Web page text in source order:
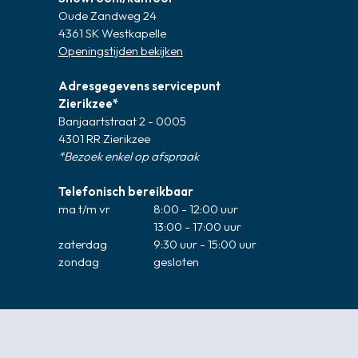
Oude Zandweg 24
4361 SK Westkapelle
Openingstijden bekijken
Adresgegevens servicepunt
Zierikzee*
Banjaartstraat 2 - 0005
4301 RR Zierikzee
*Bezoek enkel op afspraak
Telefonisch bereikbaar
ma t/m vr
8:00 - 12:00 uur
13:00 - 17:00 uur
zaterdag
9:30 uur - 15:00 uur
zondag
gesloten